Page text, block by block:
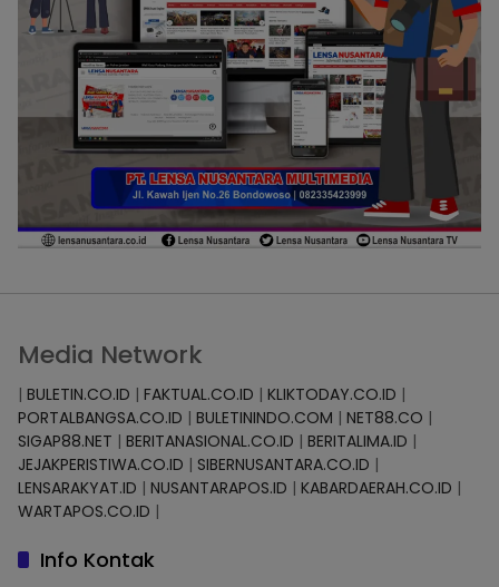
Media Network
| BULETIN.CO.ID | FAKTUAL.CO.ID | KLIKTODAY.CO.ID |
PORTALBANGSA.CO.ID | BULETININDO.COM | NET88.CO |
SIGAP88.NET | BERITANASIONAL.CO.ID | BERITALIMA.ID |
JEJAKPERISTIWA.CO.ID | SIBERNUSANTARA.CO.ID |
LENSARAKYAT.ID | NUSANTARAPOS.ID | KABARDAERAH.CO.ID |
WARTAPOS.CO.ID |
Info Kontak